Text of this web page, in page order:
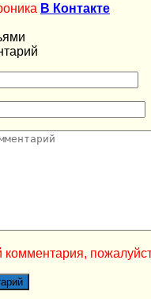
В Контакте